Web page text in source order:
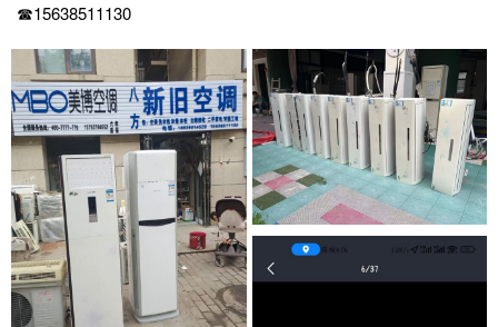
☎15638511130